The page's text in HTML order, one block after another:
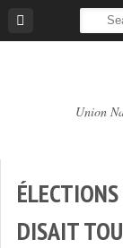
TDF
Union
DISAIT